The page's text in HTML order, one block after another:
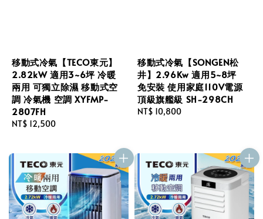
移動式冷氣【TECO東元】
2.82kW 適用3~6坪 冷暖
兩用 可獨立除濕 移動式空
調 冷氣機 空調 XYFMP-
2807FH
Regular
NT$ 12,500
移動式冷氣【SONGEN松
井】2.96Kw 適用5~8坪
免安裝 使用家庭110V電源
頂級旗艦級 SH-298CH
Regular
NT$ 10,800